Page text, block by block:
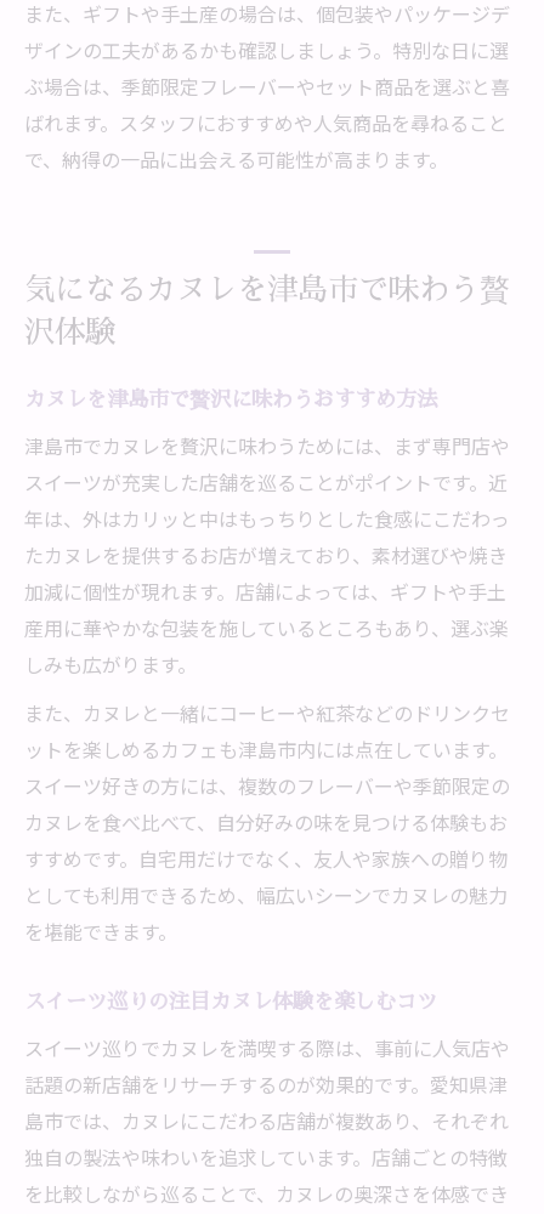
また、ギフトや手土産の場合は、個包装やパッケージデ
ザインの工夫があるかも確認しましょう。特別な日に選
ぶ場合は、季節限定フレーバーやセット商品を選ぶと喜
ばれます。スタッフにおすすめや人気商品を尋ねること
で、納得の一品に出会える可能性が高まります。
気になるカヌレを津島市で味わう贅
沢体験
カヌレを津島市で贅沢に味わうおすすめ方法
津島市でカヌレを贅沢に味わうためには、まず専門店や
スイーツが充実した店舗を巡ることがポイントです。近
年は、外はカリッと中はもっちりとした食感にこだわっ
たカヌレを提供するお店が増えており、素材選びや焼き
加減に個性が現れます。店舗によっては、ギフトや手土
産用に華やかな包装を施しているところもあり、選ぶ楽
しみも広がります。
また、カヌレと一緒にコーヒーや紅茶などのドリンクセ
ットを楽しめるカフェも津島市内には点在しています。
スイーツ好きの方には、複数のフレーバーや季節限定の
カヌレを食べ比べて、自分好みの味を見つける体験もお
すすめです。自宅用だけでなく、友人や家族への贈り物
としても利用できるため、幅広いシーンでカヌレの魅力
を堪能できます。
スイーツ巡りの注目カヌレ体験を楽しむコツ
スイーツ巡りでカヌレを満喫する際は、事前に人気店や
話題の新店舗をリサーチするのが効果的です。愛知県津
島市では、カヌレにこだわる店舗が複数あり、それぞれ
独自の製法や味わいを追求しています。店舗ごとの特徴
を比較しながら巡ることで、カヌレの奥深さを体感でき